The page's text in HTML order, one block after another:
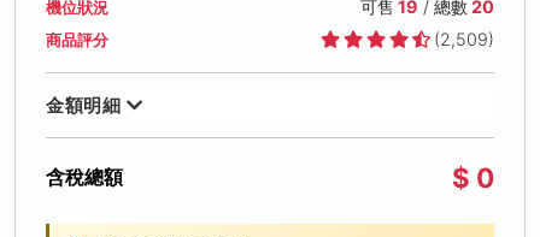
機位狀況 可售 19 / 總數20
商品評分 (2,509)
金額明細
含稅總額 $ 0